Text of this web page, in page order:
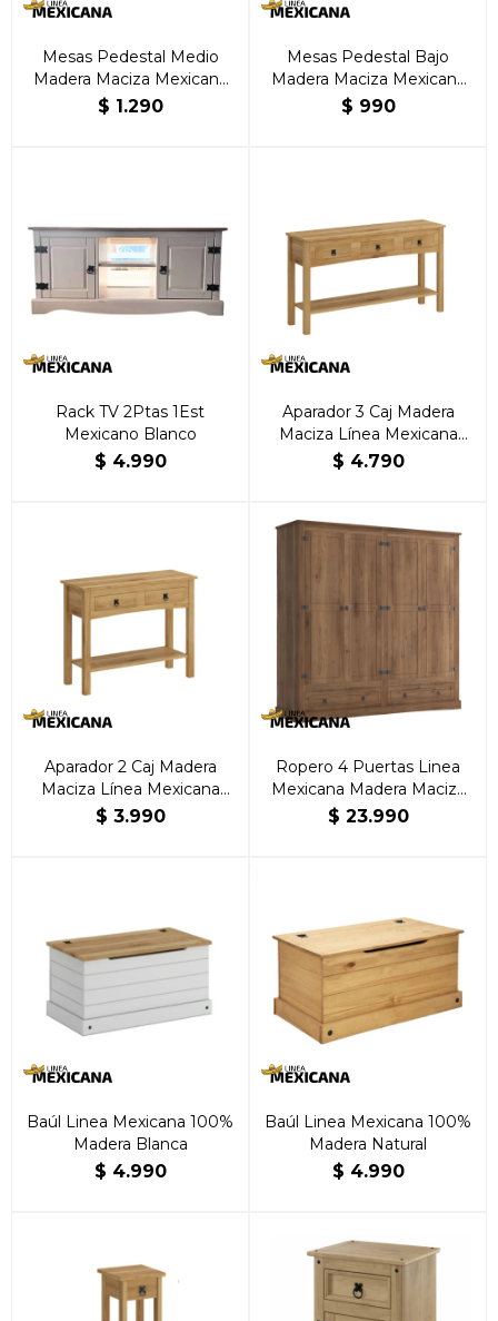
Mesas Pedestal Medio
Madera Maciza Mexicana
Natural
$ 1.290
Mesas Pedestal Bajo
Madera Maciza Mexicana
Natural
$ 990
Rack TV 2Ptas 1Est
Mexicano Blanco
$ 4.990
Aparador 3 Caj Madera
Maciza Línea Mexicana
Natural
$ 4.790
Aparador 2 Caj Madera
Maciza Línea Mexicana
Natural
$ 3.990
Ropero 4 Puertas Linea
Mexicana Madera Maciza
Nogal
$ 23.990
Baúl Linea Mexicana 100%
Madera Blanca
$ 4.990
Baúl Linea Mexicana 100%
Madera Natural
$ 4.990